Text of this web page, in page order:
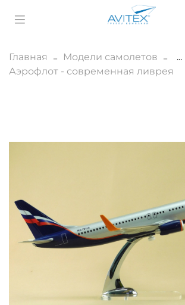
Главная Модели самолетов
...
Аэрофлот - современная ливрея